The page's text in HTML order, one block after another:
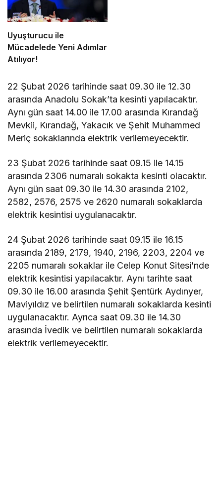
Uyuşturucu ile
Mücadelede Yeni Adımlar
Atılıyor!
22 Şubat 2026 tarihinde saat 09.30 ile 12.30
arasında Anadolu Sokak’ta kesinti yapılacaktır.
Aynı gün saat 14.00 ile 17.00 arasında Kırandağ
Mevkii, Kırandağ, Yakacık ve Şehit Muhammed
Meriç sokaklarında elektrik verilemeyecektir.
23 Şubat 2026 tarihinde saat 09.15 ile 14.15
arasında 2306 numaralı sokakta kesinti olacaktır.
Aynı gün saat 09.30 ile 14.30 arasında 2102,
2582, 2576, 2575 ve 2620 numaralı sokaklarda
elektrik kesintisi uygulanacaktır.
24 Şubat 2026 tarihinde saat 09.15 ile 16.15
arasında 2189, 2179, 1940, 2196, 2203, 2204 ve
2205 numaralı sokaklar ile Celep Konut Sitesi’nde
elektrik kesintisi yapılacaktır. Aynı tarihte saat
09.30 ile 16.00 arasında Şehit Şentürk Aydınyer,
Maviyıldız ve belirtilen numaralı sokaklarda kesinti
uygulanacaktır. Ayrıca saat 09.30 ile 14.30
arasında İvedik ve belirtilen numaralı sokaklarda
elektrik verilemeyecektir.